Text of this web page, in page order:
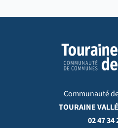
Communauté
TOURAINE
02 47 34